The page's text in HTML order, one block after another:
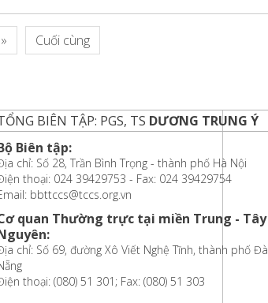
» Cuối cùng
BIÊN TẬP: PGS, TS DƯƠNG TRUNG Ý
Biên tập:
chỉ: Số 28, Trần Bình Trọng - thành phố Hà Nội
thoại: 024 39429753 - Fax: 024 39429754
bbttccs@tccs.org.vn
quan Thường trực tại miền Trung - Tây
chỉ: Số 69, đường Xô Viết Nghệ Tĩnh, thành phố Đà
thoại: (080) 51 301; Fax: (080) 51 303